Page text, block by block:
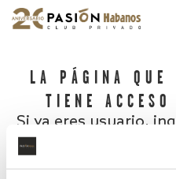
LA PÁGINA QUE
TIENE
Si ya eres usuario,